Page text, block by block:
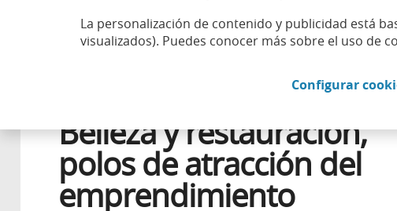
La personalización de contenido y publicidad está
visualizados). Puedes conocer más sobre el uso de
Configurar
11 FEBRERO 2026
Belleza y restauración,
polos de atracción del
emprendimiento